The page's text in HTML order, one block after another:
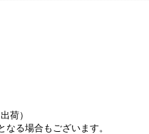
荷）
る場合もございます。